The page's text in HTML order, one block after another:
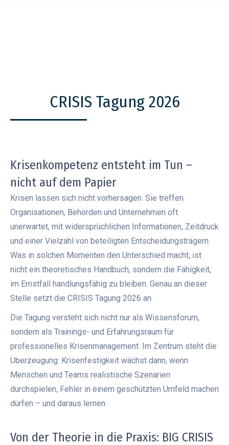
CRISIS Tagung 2026
Krisenkompetenz entsteht im Tun –
nicht auf dem Papier
Krisen lassen sich nicht vorhersagen. Sie treffen
Organisationen, Behörden und Unternehmen oft
unerwartet, mit widersprüchlichen Informationen, Zeitdruck
und einer Vielzahl von beteiligten Entscheidungsträgern.
Was in solchen Momenten den Unterschied macht, ist
nicht ein theoretisches Handbuch, sondern die Fähigkeit,
im Ernstfall handlungsfähig zu bleiben. Genau an dieser
Stelle setzt die CRISIS Tagung 2026 an.
Die Tagung versteht sich nicht nur als Wissensforum,
sondern als Trainings- und Erfahrungsraum für
professionelles Krisenmanagement. Im Zentrum steht die
Überzeugung: Krisenfestigkeit wächst dann, wenn
Menschen und Teams realistische Szenarien
durchspielen, Fehler in einem geschützten Umfeld machen
dürfen – und daraus lernen.
Von der Theorie in die Praxis: BIG CRISIS